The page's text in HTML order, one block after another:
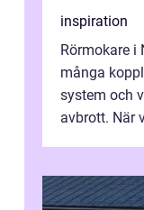
inspiration
Rörmokare i
många
system och
avbrott. När